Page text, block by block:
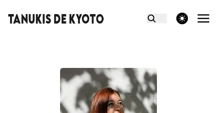
theme switcher